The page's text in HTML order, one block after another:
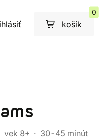
košík
0
vek 8+
30-45 minút